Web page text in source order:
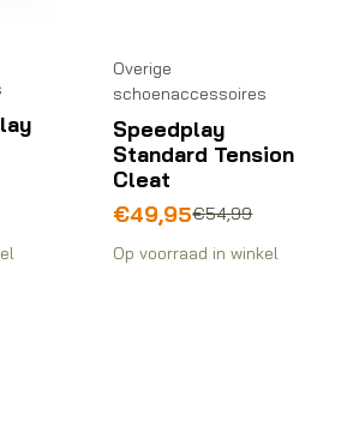
Overige
schoenaccessoires
Speedplay
Standard Tension
Cleat
€54,99
Oorspronkelijke
was:
€49,95
Huidige
is:
Op voorraad in winkel